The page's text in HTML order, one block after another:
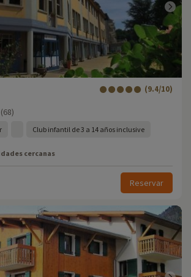
(9.4/10)
Club infantil de 3 a 14 años inclusive
cercanas
Reservar